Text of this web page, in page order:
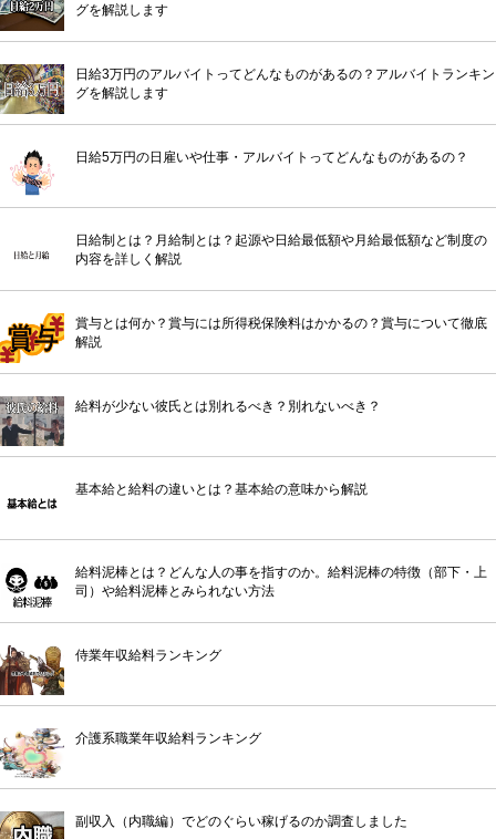
グを解説します
日給3万円のアルバイトってどんなものがあるの？アルバイトランキン
グを解説します
日給5万円の日雇いや仕事・アルバイトってどんなものがあるの？
日給制とは？月給制とは？起源や日給最低額や月給最低額など制度の
内容を詳しく解説
賞与とは何か？賞与には所得税保険料はかかるの？賞与について徹底
解説
給料が少ない彼氏とは別れるべき？別れないべき？
基本給と給料の違いとは？基本給の意味から解説
給料泥棒とは？どんな人の事を指すのか。給料泥棒の特徴（部下・上
司）や給料泥棒とみられない方法
侍業年収給料ランキング
介護系職業年収給料ランキング
副収入（内職編）でどのぐらい稼げるのか調査しました